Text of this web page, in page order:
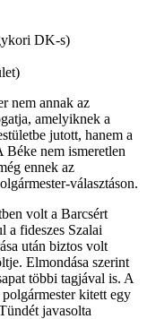
DK-s)
nem annak az
amelyiknek a
jutott, hanem a
Béke nem ismeretlen
ennek az
választáson.
volt a Barcsért
a fideszes Szalai
után biztos volt
Elmondása szerint
többi tagjával is. A
polgármester kitett egy
javasolta